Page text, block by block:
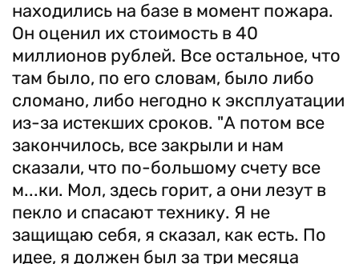
находились на базе в момент пожара.
Он оценил их стоимость в 40
миллионов рублей. Все остальное, что
там было, по его словам, было либо
сломано, либо негодно к эксплуатации
из-за истекших сроков. "А потом все
закончилось, все закрыли и нам
сказали, что по-большому счету все
м...ки. Мол, здесь горит, а они лезут в
пекло и спасают технику. Я не
защищаю себя, я сказал, как есть. По
идее, я должен был за три месяца